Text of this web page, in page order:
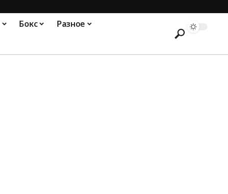
Бокс Разное